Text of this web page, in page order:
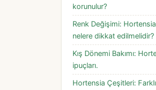
korunulur?
Renk Değişimi:
nelere dikkat edilmelidir?
Kış Dönemi Bakımı:
ipuçları.
Hortensia Çeşitleri: